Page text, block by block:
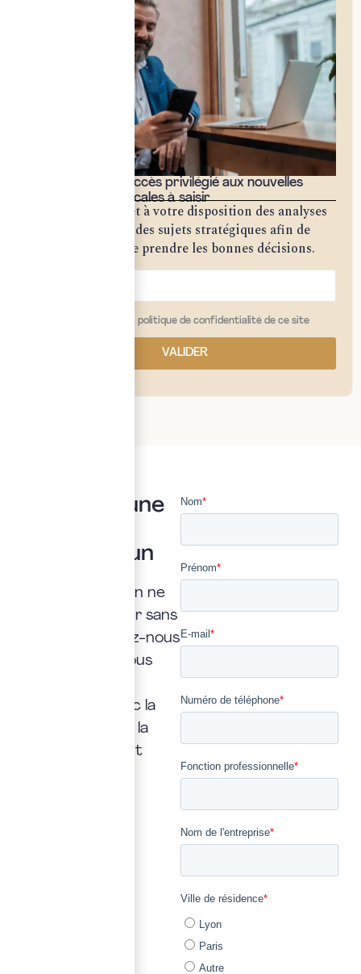
Bénéficiez d'un accès privilégié aux nouvelles
opportunités fiscales à saisir
Notre cabinet met à votre disposition des analyses
approfondies sur des sujets stratégiques afin de
vous permettre de prendre les bonnes décisions.
j'ai lu et j'accepte la politique de confidentialité de ce site
VALIDER
Vous avez une
Posez là à un
Une interrogation ne
doit jamais rester sans
réponse. Confiez-nous
la vôtre : nous vous
rapidement, avec la
transparence et la
précision qui font